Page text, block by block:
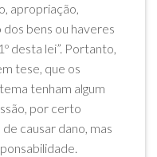
apropriação,
bens ou haveres
desta lei”. Portanto,
tese, que os
tenham algum
por certo
causar dano, mas